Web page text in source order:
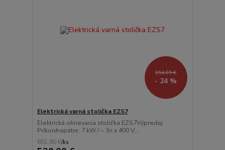
854,85 €
- 24 %
Elektrická varná stolička EZS7
Elektrická ohrievacia stolička EZS7Výpredaj
Príkon/napätie: 7 kW / ~ 3n x 400 V,...
651,90 €/ks